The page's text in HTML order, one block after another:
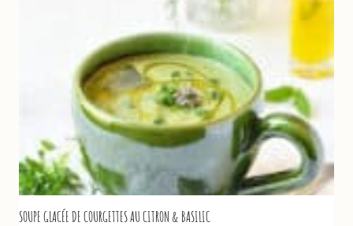
D’ORANGER
SOUPE GLACÉE DE COURGETTES AU CITRON & BASILIC